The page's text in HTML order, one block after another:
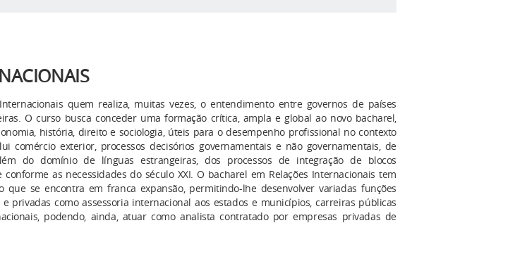
quem realiza, muitas vezes, o entendimento entre governos de países
O curso busca conceder uma formação crítica, ampla e global ao novo bacharel,
história, direito e sociologia, úteis para o desempenho profissional no contexto
comércio exterior, processos decisórios governamentais e não governamentais, de
do domínio de línguas estrangeiras, dos processos de integração de blocos
conforme as necessidades do século XXI. O bacharel em Relações Internacionais tem
que se encontra em franca expansão, permitindo-lhe desenvolver variadas funções
privadas como assessoria internacional aos estados e municípios, carreiras públicas
podendo, ainda, atuar como analista contratado por empresas privadas de